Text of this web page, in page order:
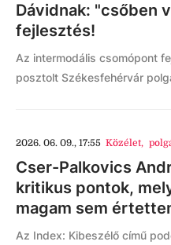
Dávidnak: "csőben
fejlesztés!
Az intermodális csomópont
posztolt Székesfehérvár
2026. 06. 09., 17:55 Közélet,
Cser-Palkovics
kritikus pontok,
magam sem
Az Index: Kibeszélő című